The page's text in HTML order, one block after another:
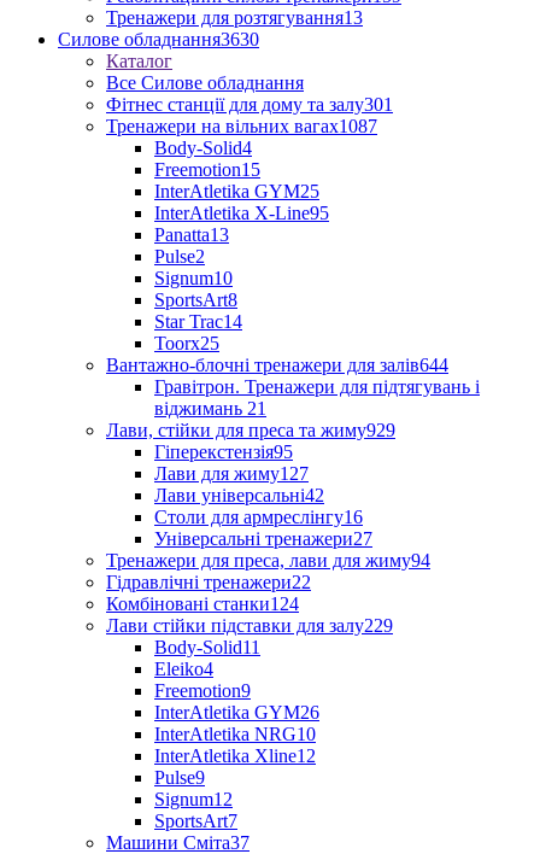
Тренажери для розтягування13
Силове обладнання3630
Каталог
Все Силове обладнання
Фітнес станції для дому та залу301
Тренажери на вільних вагах1087
Body-Solid4
Freemotion15
InterAtletika GYM25
InterAtletika X-Line95
Panatta13
Pulse2
Signum10
SportsArt8
Star Trac14
Toorx25
Вантажно-блочні тренажери для залів644
Гравітрон. Тренажери для підтягувань і
віджимань 21
Лави, стійки для преса та жиму929
Гіперекстензія95
Лави для жиму127
Лави універсальні42
Столи для армреслінгу16
Універсальні тренажери27
Тренажери для преса, лави для жиму94
Гідравлічні тренажери22
Комбіновані станки124
Лави стійки підставки для залу229
Body-Solid11
Eleiko4
Freemotion9
InterAtletika GYM26
InterAtletika NRG10
InterAtletika Xline12
Pulse9
Signum12
SportsArt7
Машини Сміта37